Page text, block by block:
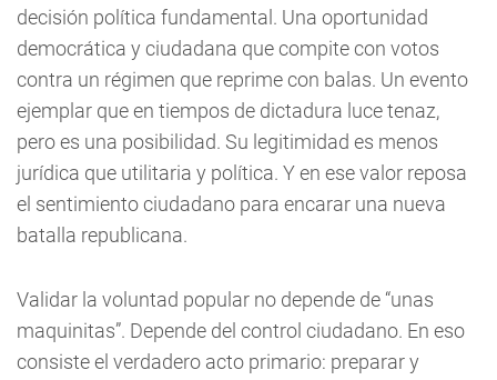
decisión política fundamental. Una oportunidad
democrática y ciudadana que compite con votos
contra un régimen que reprime con balas. Un evento
ejemplar que en tiempos de dictadura luce tenaz,
pero es una posibilidad. Su legitimidad es menos
jurídica que utilitaria y política. Y en ese valor reposa
el sentimiento ciudadano para encarar una nueva
batalla republicana.
Validar la voluntad popular no depende de “unas
maquinitas”. Depende del control ciudadano. En eso
consiste el verdadero acto primario: preparar y